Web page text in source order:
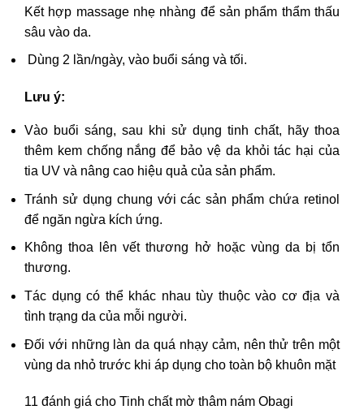
Kết hợp massage nhẹ nhàng để sản phẩm thẩm thấu
sâu vào da.
Dùng 2 lần/ngày, vào buổi sáng và tối.
Lưu ý:
Vào buổi sáng, sau khi sử dụng tinh chất, hãy thoa
thêm kem chống nắng để bảo vệ da khỏi tác hại của
tia UV và nâng cao hiệu quả của sản phẩm.
Tránh sử dụng chung với các sản phẩm chứa retinol
để ngăn ngừa kích ứng.
Không thoa lên vết thương hở hoặc vùng da bị tổn
thương.
Tác dụng có thể khác nhau tùy thuộc vào cơ địa và
tình trạng da của mỗi người.
Đối với những làn da quá nhạy cảm, nên thử trên một
vùng da nhỏ trước khi áp dụng cho toàn bộ khuôn mặt
11 đánh giá cho Tinh chất mờ thâm nám Obagi